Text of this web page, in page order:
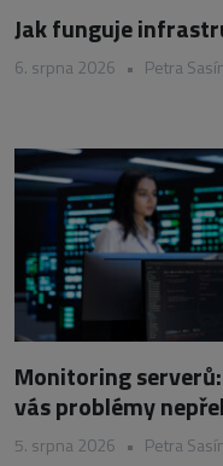
Jak funguje
6. srpna 2026 • Petra
Monitoring
vás problémy
5. srpna 2026 • Petra